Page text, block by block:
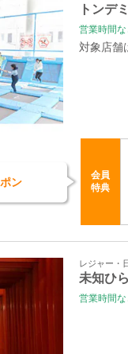
トンデミ
営業時間
対象店舗
ン
会員
特典
レジャー・
未知ひ
営業時間